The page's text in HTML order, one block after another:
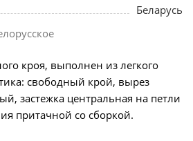
Беларусь
кроя, выполнен из легкого
свободный крой, вырез
застежка центральная на петли
притачной со сборкой.